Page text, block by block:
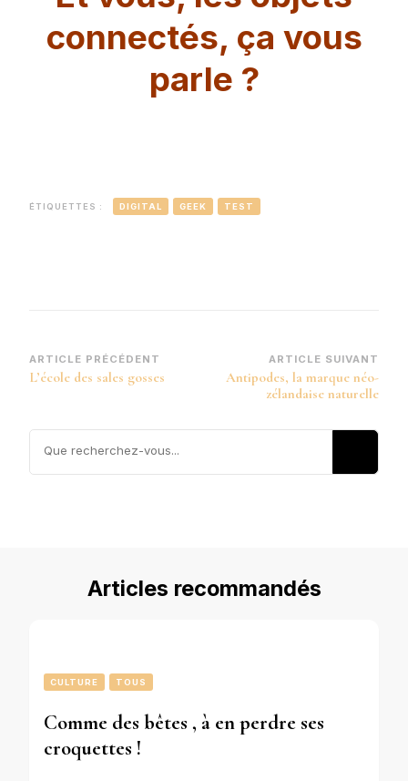
connectés, ça vous
parle ?
ÉTIQUETTES : DIGITAL GEEK TEST
Navigation
d’article
ARTICLE PRÉCÉDENT
L’école des sales gosses
ARTICLE SUIVANT
Antipodes, la marque néo-
zélandaise naturelle
Articles recommandés
CULTURE TOUS
Comme des bêtes , à en perdre ses
croquettes !